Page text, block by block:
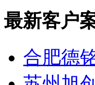
最新客户
合肥德